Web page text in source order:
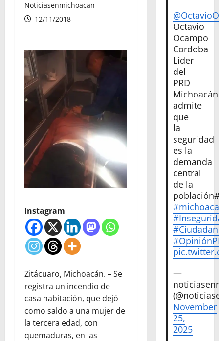
Noticiasenmichoacan
12/11/2018
Instagram
Zitácuaro, Michoacán. – Se
registra un incendio de
casa habitación, que dejó
como saldo a una mujer de
la tercera edad, con
quemaduras, en las
Octavio
Ocampo
Cordoba
Líder
del
PRD
Michoacán
admite
que
la
seguridad
es la
demanda
central
de la
—
November
25,
2025